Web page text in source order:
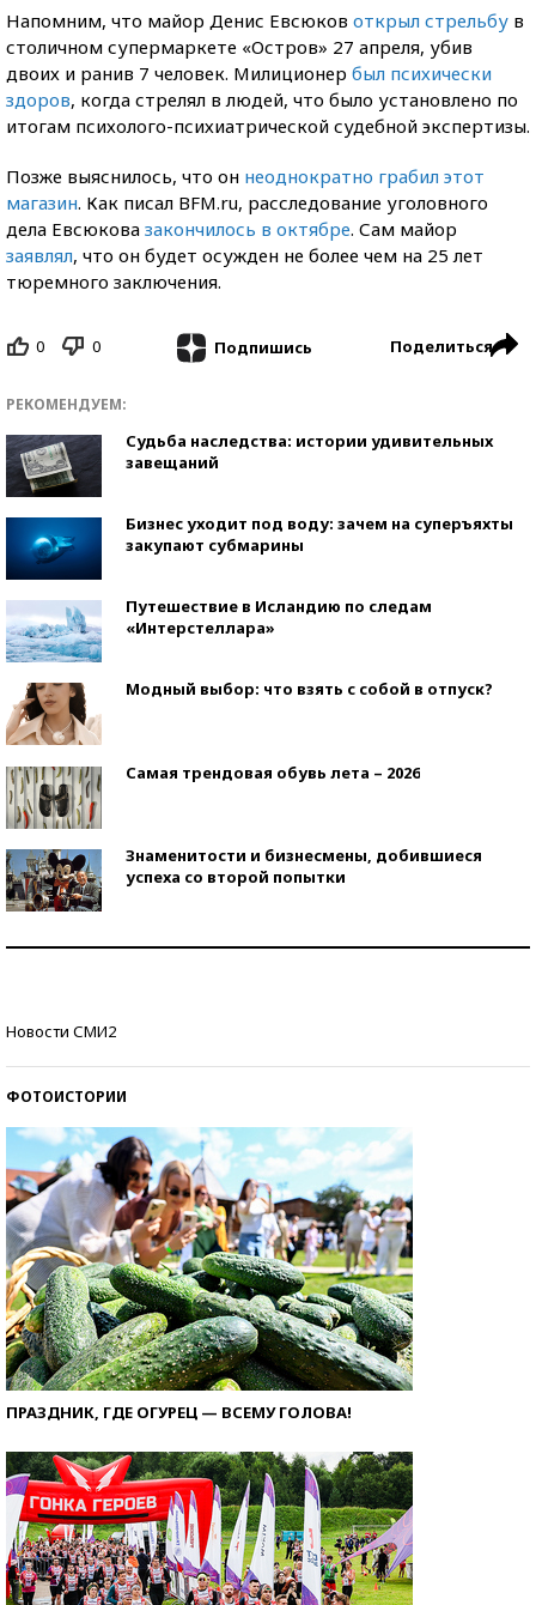
Напомним, что майор Денис Евсюков открыл стрельбу в
столичном супермаркете «Остров» 27 апреля, убив
двоих и ранив 7 человек. Милиционер был психически
здоров, когда стрелял в людей, что было установлено по
итогам психолого-психиатрической судебной экспертизы.
Позже выяснилось, что он неоднократно грабил этот
магазин. Как писал BFM.ru, расследование уголовного
дела Евсюкова закончилось в октябре. Сам майор
заявлял, что он будет осужден не более чем на 25 лет
тюремного заключения.
0 0 Подпишись Поделиться
РЕКОМЕНДУЕМ:
Судьба наследства: истории удивительных
завещаний
Бизнес уходит под воду: зачем на суперъяхты
закупают субмарины
Путешествие в Исландию по следам
«Интерстеллара»
Модный выбор: что взять с собой в отпуск?
Самая трендовая обувь лета – 2026
Знаменитости и бизнесмены, добившиеся
успеха со второй попытки
Новости СМИ2
ФОТОИСТОРИИ
ПРАЗДНИК, ГДЕ ОГУРЕЦ — ВСЕМУ ГОЛОВА!